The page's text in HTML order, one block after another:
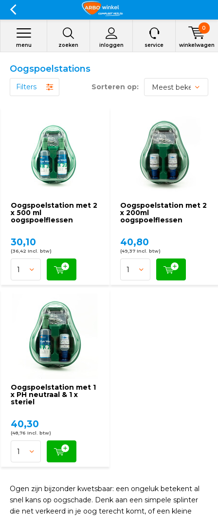
zoeken inloggen
menu service winkelwagen
0
Oogspoelstations
Filters Sorteren op:
Oogspoelstation met 2
x 500 ml
oogspoelflessen
30,10
(36,42 Incl. btw)
Oogspoelstation met 2
x 200ml
oogspoelflessen
40,80
(49,37 Incl. btw)
Oogspoelstation met 1
x PH neutraal & 1 x
steriel
40,30
(48,76 Incl. btw)
Ogen zijn bijzonder kwetsbaar: een ongeluk betekent al
snel kans op oogschade. Denk aan een simpele splinter
die net verkeerd in je oog terecht komt, of een kleine